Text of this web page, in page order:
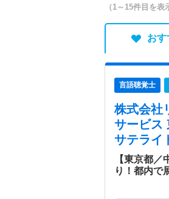
（1～15件目を表
おす
言語聴覚士
株式会社
サービス
サテライ
【東京都
り！都内で